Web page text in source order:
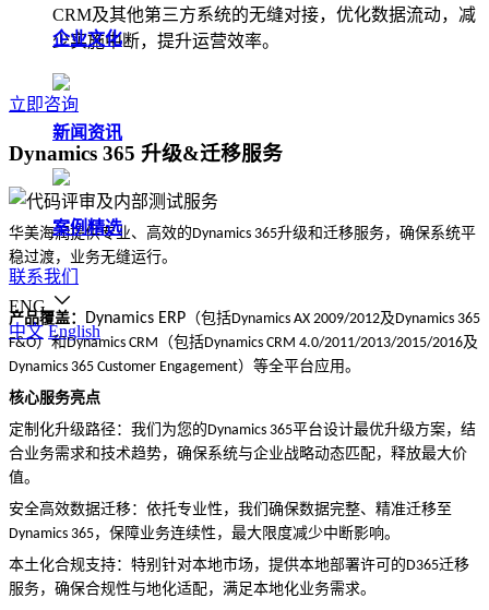
企业文化
新闻资讯
案例精选
联系我们
ENG
中文 English
CRM及其他第三方系统的无缝对接，优化数据流动，减
少实施中断，提升运营效率。
立即咨询
Dynamics 365 升级&迁移服务
华美海润提供专业、高效的Dynamics 365升级和迁移服务，确保系统平
稳过渡，业务无缝运行。
产品覆盖： Dynamics ERP （包括Dynamics AX 2009/2012及Dynamics 365
F&O）和Dynamics CRM （包括Dynamics CRM 4.0/2011/2013/2015/2016及
Dynamics 365 Customer Engagement）等全平台应用。
核心服务亮点
定制化升级路径：我们为您的Dynamics 365平台设计最优升级方案，结
合业务需求和技术趋势，确保系统与企业战略动态匹配，释放最大价
值。
安全高效数据迁移：依托专业性，我们确保数据完整、精准迁移至
Dynamics 365，保障业务连续性，最大限度减少中断影响。
本土化合规支持：特别针对本地市场，提供本地部署许可的D365迁移
服务，确保合规性与地化适配，满足本地化业务需求。